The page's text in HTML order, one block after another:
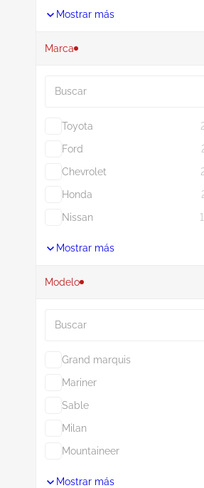
Mostrar más
Marca
Toyota
Ford
Chevrolet
Honda
Nissan
Mostrar más
Modelo
Grand marquis
Mariner
Sable
Milan
Mountaineer
Mostrar más